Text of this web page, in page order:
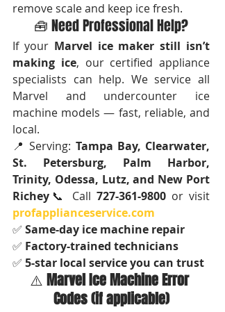
remove scale and keep ice fresh.
🧰 Need Professional Help?
If your Marvel ice maker still isn’t
making ice, our certified appliance
specialists can help. We service all
Marvel and undercounter ice
machine models — fast, reliable, and
local.
📍 Serving: Tampa Bay, Clearwater,
St. Petersburg, Palm Harbor,
Trinity, Odessa, Lutz, and New Port
Richey 📞 Call 727-361-9800
profapplianceservice.com
✅ Same-day ice machine repair
✅ Factory-trained technicians
✅ 5-star local service you can trust
⚠️ Marvel Ice Machine Error
Codes (if applicable)